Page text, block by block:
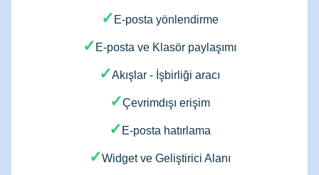
✓ E-posta yönlendirme
✓ E-posta ve Klasör paylaşımı
✓Akışlar - İşbirliği aracı
✓Çevrimdışı erişim
✓ E-posta hatırlama
✓Widget ve Geliştirici Alanı